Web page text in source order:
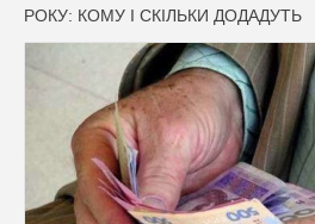
РОКУ: КОМУ І СКІЛЬКИ ДОДАДУТЬ